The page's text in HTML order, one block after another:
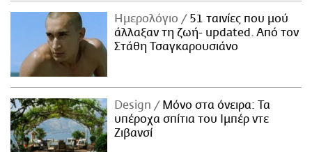
ΑΜΠΑ
Ημερολόγιο
51 ταινίες που μού
άλλαξαν τη ζωή- updated. Aπό τον
Στάθη Τσαγκαρουσιάνο
Design
Μόνο στα όνειρα: Τα
υπέροχα σπίτια του Ιμπέρ ντε
Ζιβανσί